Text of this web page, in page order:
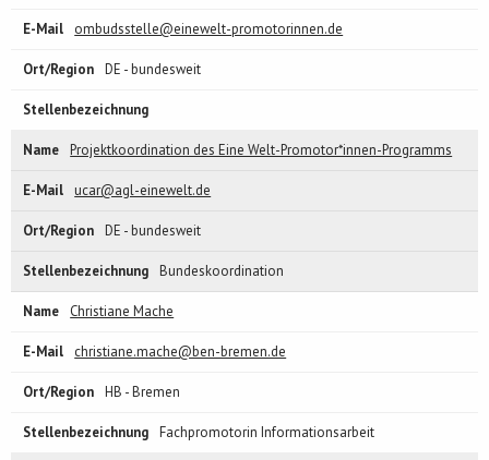
ombudsstelle@einewelt-promotorinnen.de
DE - bundesweit
Projektkoordination des Eine Welt-Promotor*innen-Programms
ucar@agl-einewelt.de
DE - bundesweit
Bundeskoordination
Christiane Mache
christiane.mache@ben-bremen.de
HB - Bremen
Fachpromotorin Informationsarbeit